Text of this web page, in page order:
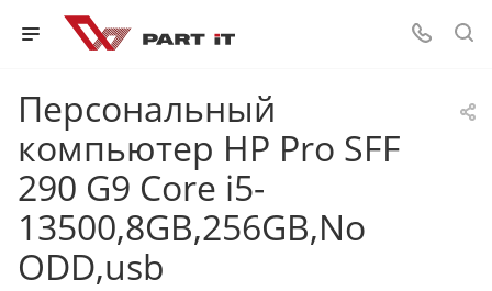
Персональный
компьютер HP Pro SFF
290 G9 Core i5-
13500,8GB,256GB,No
ODD,usb